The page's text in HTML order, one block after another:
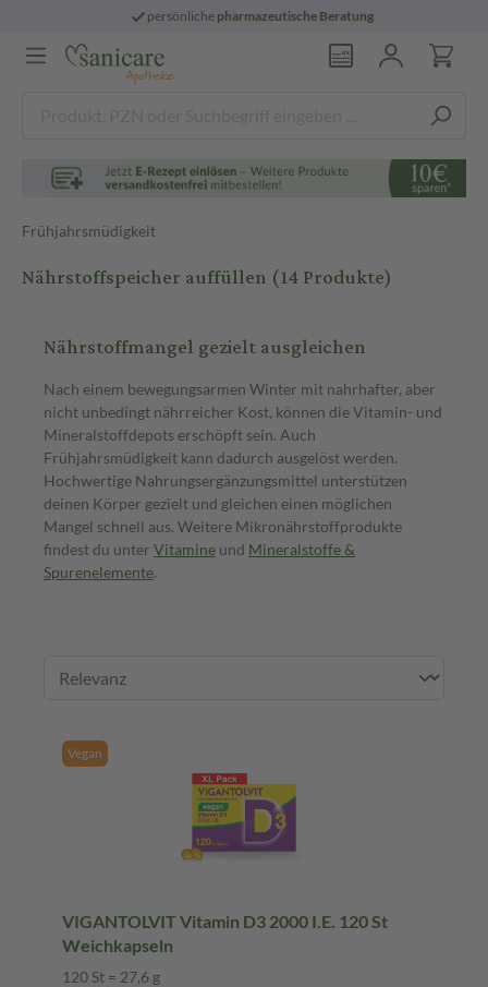
persönlichepharmazeutische Beratung
Frühjahrsmüdigkeit
Nährstoffspeicher auffüllen (14 Produkte)
Nährstoffmangel gezielt ausgleichen
Nach einem bewegungsarmen Winter mit nahrhafter, aber
nicht unbedingt nährreicher Kost, können die Vitamin- und
Mineralstoffdepots erschöpft sein. Auch
Frühjahrsmüdigkeit kann dadurch ausgelöst werden.
Hochwertige Nahrungsergänzungsmittel unterstützen
deinen Körper gezielt und gleichen einen möglichen
Mangel schnell aus. Weitere Mikronährstoffprodukte
findest du unter Vitamine und Mineralstoffe &
Spurenelemente.
Vegan
VIGANTOLVIT Vitamin D3 2000 I.E. 120 St
Weichkapseln
120 St = 27,6 g